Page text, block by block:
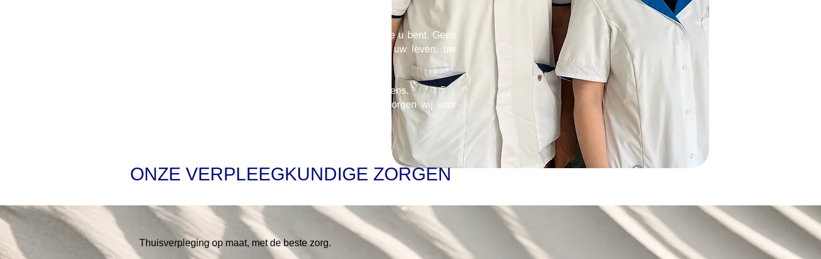
Uw vertrouwde zorgpartner in Sint-Truiden en omgeving.
Wij bieden zorg aan huis met echte aandacht voor wie u bent. Geen
standaardaanpak, maar ondersteuning op maat van uw leven, uw
Bij ons staat u centraal — als patiënt, maar vooral als mens.
Met een warme aanpak en professionele opvolging zorgen wij voor
ONZE VERPLEEGKUNDIGE ZORGEN
Thuisverpleging op maat, met de beste zorg.